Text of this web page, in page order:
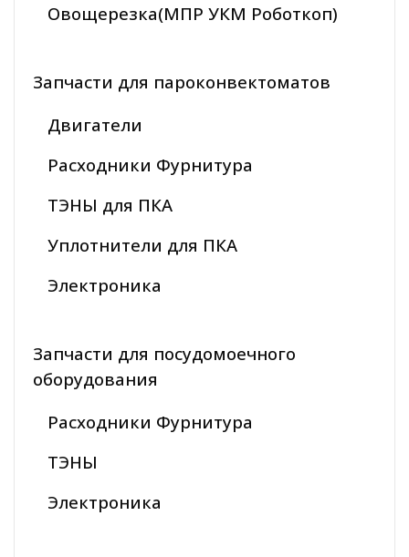
Овощерезка(МПР УКМ Роботкоп)
Запчасти для пароконвектоматов
Двигатели
Расходники Фурнитура
ТЭНЫ для ПКА
Уплотнители для ПКА
Электроника
Запчасти для посудомоечного
оборудования
Расходники Фурнитура
ТЭНЫ
Электроника